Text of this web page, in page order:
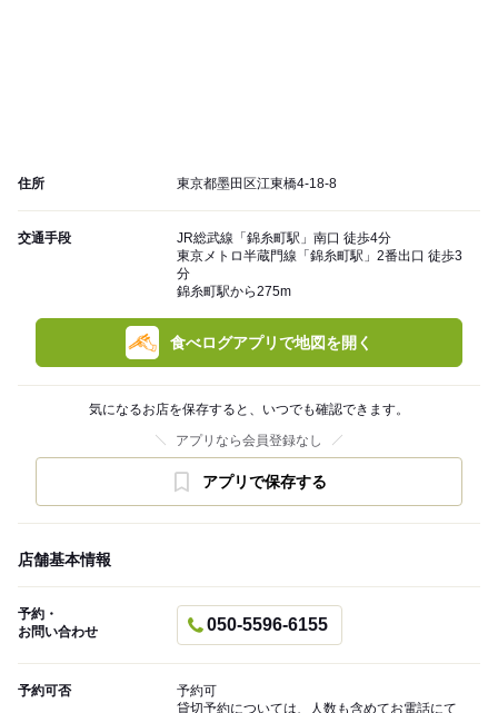
住所 東京都墨田区江東橋4-18-8
交通手段
JR総武線「錦糸町駅」南口 徒歩4分
東京メトロ半蔵門線「錦糸町駅」2番出口 徒歩3
分
錦糸町駅から275m
食べログアプリで地図を開く
気になるお店を保存すると、いつでも確認できます。
アプリなら会員登録なし
アプリで保存する
店舗基本情報
予約・
お問い合わせ
050-5596-6155
予約可否
予約可
貸切予約については、人数も含めてお電話にて